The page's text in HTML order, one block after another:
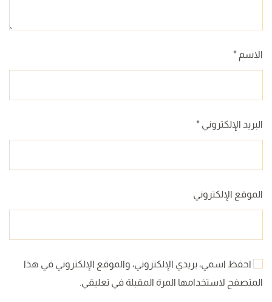
الاسم *
البريد الإلكتروني *
الموقع الإلكتروني
احفظ اسمي، بريدي الإلكتروني، والموقع الإلكتروني في هذا
المتصفح لاستخدامها المرة المقبلة في تعليقي.